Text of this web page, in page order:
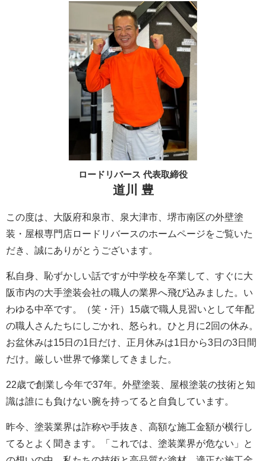
ロードリバース 代表取締役
道川 豊
この度は、大阪府和泉市、泉大津市、堺市南区の外壁塗
装・屋根専門店ロードリバースのホームページをご覧いた
だき、誠にありがとうございます。
私自身、恥ずかしい話ですが中学校を卒業して、すぐに大
阪市内の大手塗装会社の職人の業界へ飛び込みました。い
わゆる中卒です。（笑・汗）15歳で職人見習いとして年配
の職人さんたちにしごかれ、怒られ。ひと月に2回の休み。
お盆休みは15日の1日だけ、正月休みは1日から3日の3日間
だけ。厳しい世界で修業してきました。
22歳で創業し今年で37年。外壁塗装、屋根塗装の技術と知
識は誰にも負けない腕を持ってると自負しています。
昨今、塗装業界は詐称や手抜き、高額な施工金額が横行し
てるとよく聞きます。「これでは、塗装業界が危ない」と